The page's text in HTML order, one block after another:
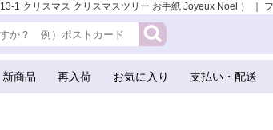
1 クリスマス クリスマスツリー お手紙 Joyeux Noel ）
新商品 再入荷 お気に入り 支払い・配送